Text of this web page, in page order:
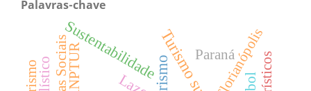
Palavras-chave
turismo
Sustentabilidade Florianópolis
Paraná
ANPTUR